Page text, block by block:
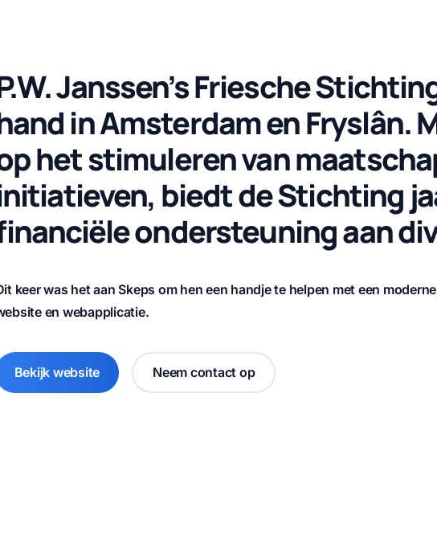
Janssen’s Friesche
in Amsterdam en Fryslân.
het stimuleren van
biedt de Stichting
ondersteuning aan
keer was het aan Skeps om hen een handje te helpen met een
en webapplicatie.
Bekijk website Neem contact op